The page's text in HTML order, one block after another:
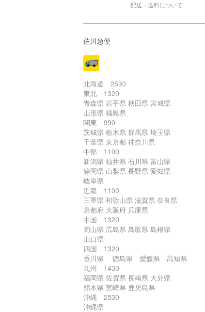
配送・送料について
佐川急便
北海道 2530
東北 1320
青森県 岩手県 秋田県 宮城県
山形県 福島県
関東 990
茨城県 栃木県 群馬県 埼玉県
千葉県 東京都 神奈川県
中部 1100
新潟県 福井県 石川県 富山県
静岡県 山梨県 長野県 愛知県
岐阜県
近畿 1100
三重県 和歌山県 滋賀県 奈良県
京都府 大阪府 兵庫県
中国 1320
岡山県 広島県 鳥取県 島根県
山口県
四国 1320
香川県 徳島県 愛媛県 高知県
九州 1430
福岡県 佐賀県 長崎県 大分県
熊本県 宮崎県 鹿児島県
沖縄 2530
沖縄県